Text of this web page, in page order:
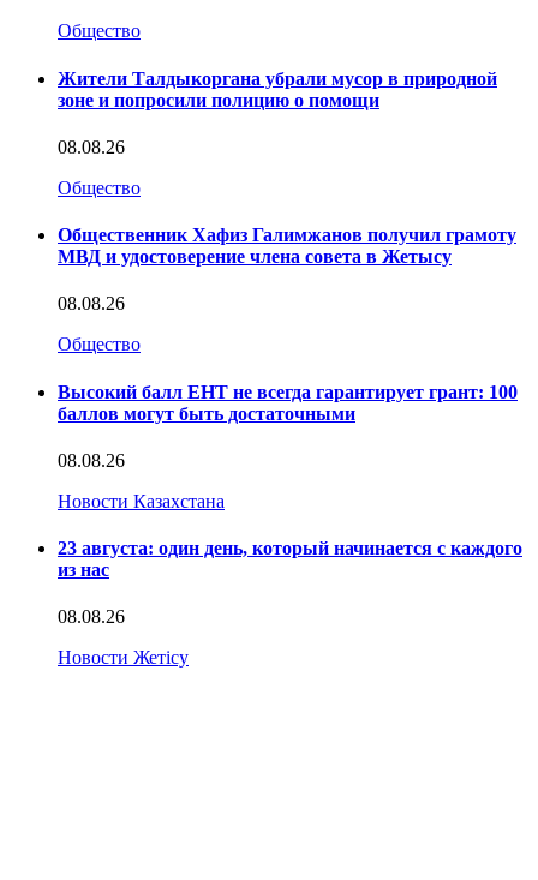
Общество
Жители Талдыкоргана убрали мусор в природной
зоне и попросили полицию о помощи
08.08.26
Общество
Общественник Хафиз Галимжанов получил грамоту
МВД и удостоверение члена совета в Жетысу
08.08.26
Общество
Высокий балл ЕНТ не всегда гарантирует грант: 100
баллов могут быть достаточными
08.08.26
Новости Казахстана
23 августа: один день, который начинается с каждого
из нас
08.08.26
Новости Жетісу